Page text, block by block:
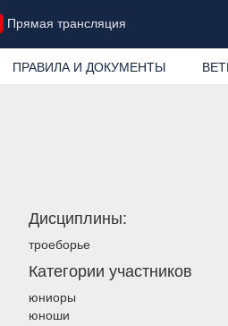
Прямая трансляция
ПРАВИЛА И ДОКУМЕНТЫ
Дисциплины:
троеборье
Категории участников
юниоры
юноши